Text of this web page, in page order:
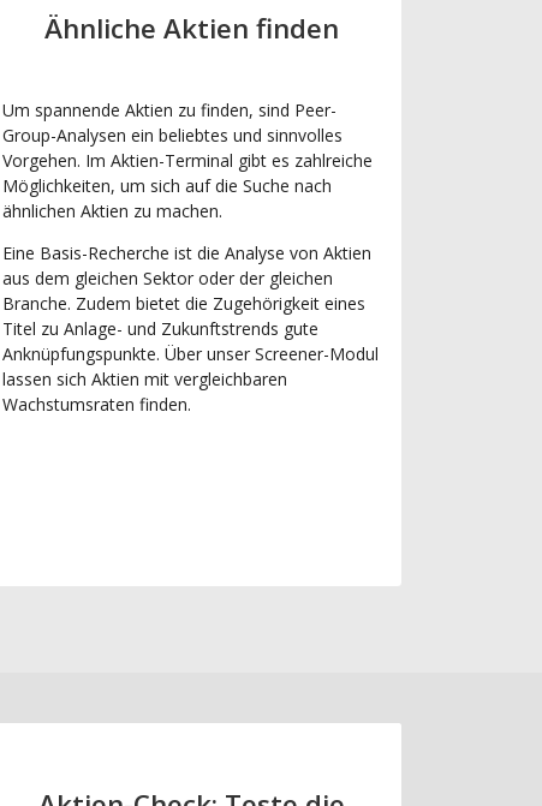
Ähnliche Aktien finden
Um spannende Aktien zu finden, sind Peer-
Group-Analysen ein beliebtes und sinnvolles
Vorgehen. Im Aktien-Terminal gibt es zahlreiche
Möglichkeiten, um sich auf die Suche nach
ähnlichen Aktien zu machen.
Eine Basis-Recherche ist die Analyse von Aktien
aus dem gleichen Sektor oder der gleichen
Branche. Zudem bietet die Zugehörigkeit eines
Titel zu Anlage- und Zukunftstrends gute
Anknüpfungspunkte. Über unser Screener-Modul
lassen sich Aktien mit vergleichbaren
Wachstumsraten finden.